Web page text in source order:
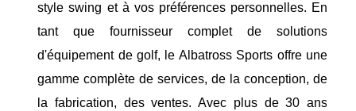
style swing et à vos préférences personnelles. En
tant que fournisseur complet de solutions
d'équipement de golf, le Albatross Sports offre une
gamme complète de services, de la conception, de
la fabrication, des ventes. Avec plus de 30 ans